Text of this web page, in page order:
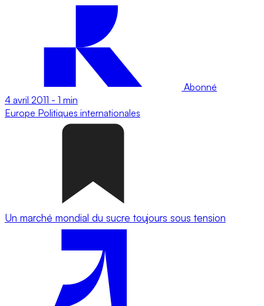
Abonné
4 avril 2011 - 1 min
Europe Politiques internationales
Un marché mondial du sucre toujours sous tension